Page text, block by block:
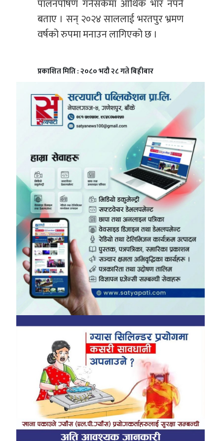
पालनपोषण गर्नसकेमा आर्थिक भार नपर्ने
बताए । सन् २०२४ साललाई भरतपुर भ्रमण
वर्षको रुपमा मनाउन लागिएको छ ।
प्रकाशित मिति : २०८० भदौ २८ गते बिहीबार